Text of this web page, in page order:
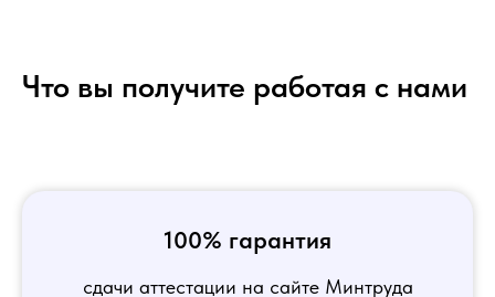
Что вы получите работая с нами
100% гарантия
сдачи аттестации на сайте Минтруда